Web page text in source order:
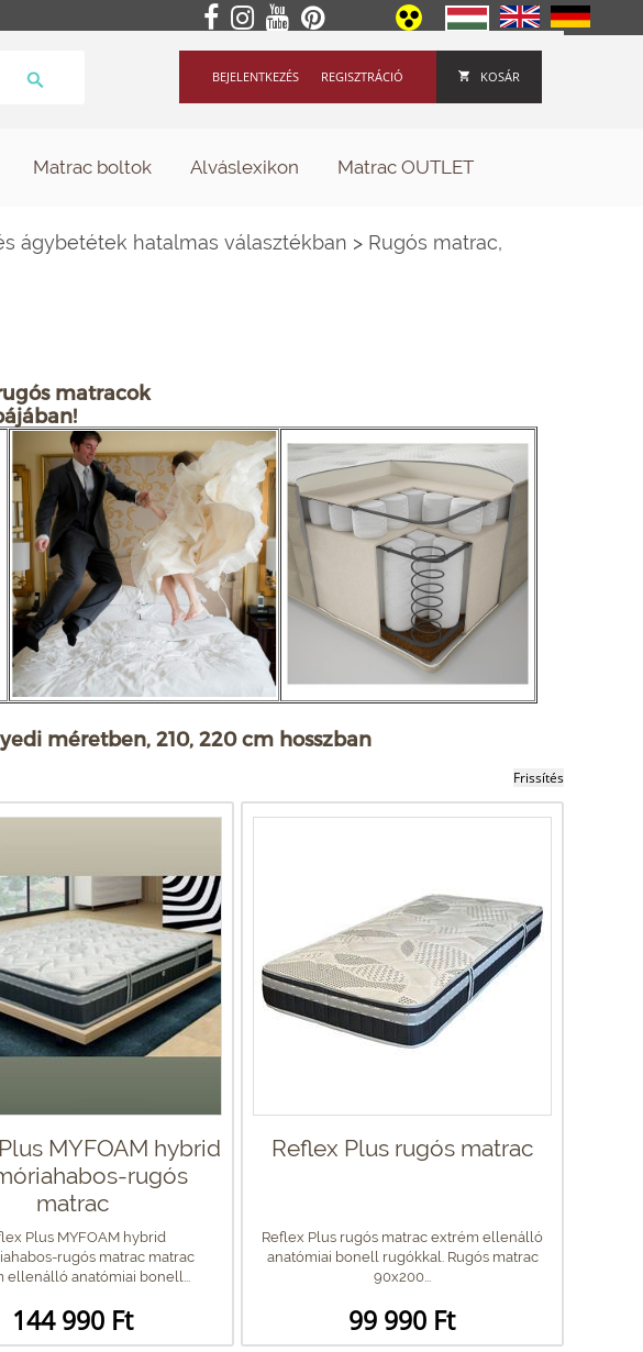
KOSÁR
REGISZTRÁCIÓ
BEJELENTKEZÉS
Matrac boltok Alváslexikon Matrac OUTLET
ágybetétek hatalmas választékban > Rugós matrac,
matracok
méretben, 210, 220 cm hosszban
MYFOAM hybrid
rugós
matrac
Plus MYFOAM hybrid
rugós matrac matrac
ellenálló anatómiai bonell...
144 990 Ft
Reflex Plus rugós matrac
Reflex Plus rugós matrac extrém ellenálló
anatómiai bonell rugókkal. Rugós matrac
90x200...
99 990 Ft